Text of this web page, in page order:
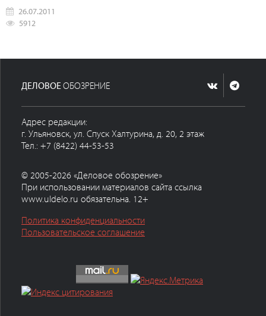
26.07.2011
5912
ДЕЛОВОЕ ОБОЗРЕНИЕ
Адрес редакции:
г. Ульяновск, ул. Спуск Халтурина, д. 20, 2 этаж
Тел.: +7 (8422) 44-53-53
© 2005-2026 «Деловое обозрение»
При использовании материалов сайта ссылка
www.uldelo.ru обязательна. 12+
Политика конфиденциальности
Пользовательское соглашение